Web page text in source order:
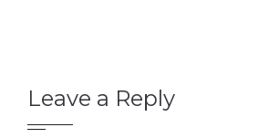
Leave a Reply